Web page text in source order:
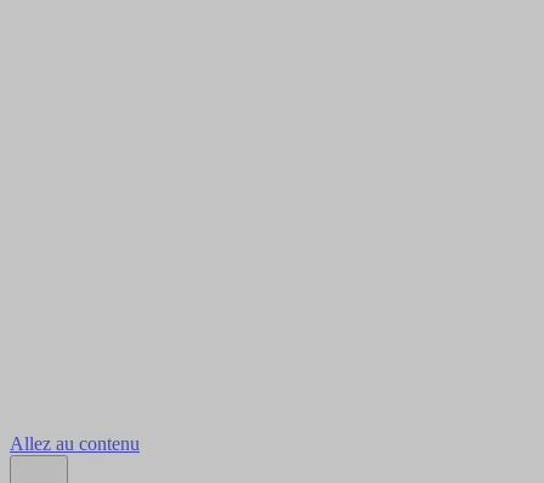
Allez au contenu